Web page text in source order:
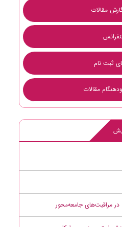
مقالات
ثبت نام
مقالات
در مراقبت‌های جامعه‌محور